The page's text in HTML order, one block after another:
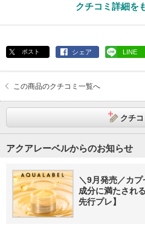
クチコミ詳細を
ポスト シェア LINE
この商品のクチコミ一覧へ
クチ
アクアレーベルからのお知らせ
＼9月発売／カ
成分に満たされ
先行プレ】